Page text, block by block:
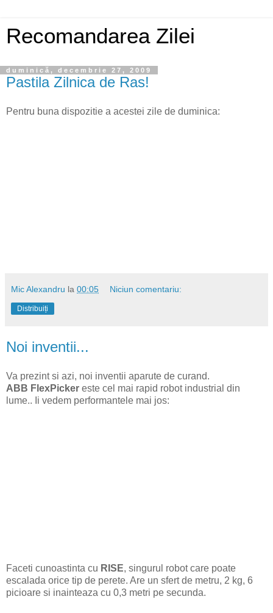
Recomandarea Zilei
duminică, decembrie 27, 2009
Pastila Zilnica de Ras!
Pentru buna dispozitie a acestei zile de duminica:
Mic Alexandru la 00:05 Niciun comentariu:
Distribuiți
Noi inventii...
Va prezint si azi, noi inventii aparute de curand.
ABB FlexPicker este cel mai rapid robot industrial din
lume.. Ii vedem performantele mai jos:
Faceti cunoastinta cu RISE, singurul robot care poate
escalada orice tip de perete. Are un sfert de metru, 2 kg, 6
picioare si inainteaza cu 0,3 metri pe secunda.